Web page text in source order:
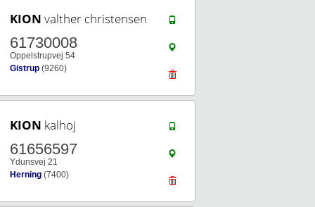
KION valther christensen
61730008
Oppelstrupvej 54
Gistrup (9260)
KION kalhoj
61656597
Ydunsvej 21
Herning (7400)